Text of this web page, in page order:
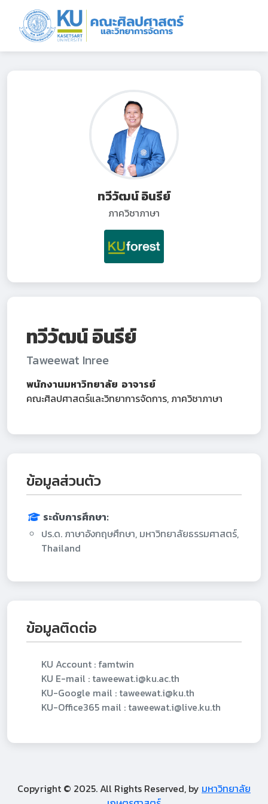
ทวีวัฒน์ อินรีย์
ภาควิชาภาษา
ทวีวัฒน์ อินรีย์
Taweewat Inree
พนักงานมหาวิทยาลัย อาจารย์
คณะศิลปศาสตร์และวิทยาการจัดการ, ภาควิชาภาษา
ข้อมูลส่วนตัว
ระดับการศึกษา:
ปร.ด. ภาษาอังกฤษศึกษา, มหาวิทยาลัยธรรมศาสตร์,
Thailand
ข้อมูลติดต่อ
KU Account : famtwin
KU E-mail : taweewat.i@ku.ac.th
KU-Google mail : taweewat.i@ku.th
KU-Office365 mail : taweewat.i@live.ku.th
Copyright © 2025. All Rights Reserved, by มหาวิทยาลัย